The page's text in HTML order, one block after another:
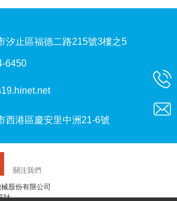
汐止區福德二路215號3樓之5
6450
西港區慶安里中洲21-6號
關注我們
股份有限公司
計